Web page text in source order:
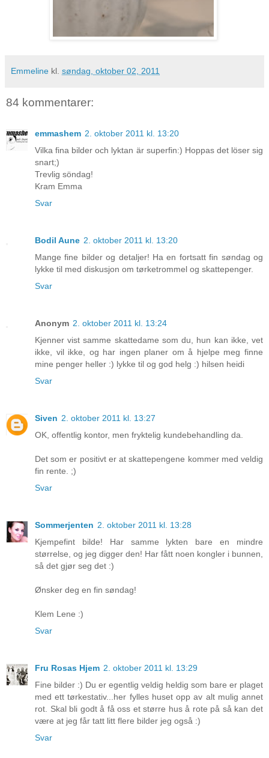
Emmeline kl. søndag, oktober 02, 2011
84 kommentarer:
emmashem 2. oktober 2011 kl. 13:20
Vilka fina bilder och lyktan är superfin:) Hoppas det löser sig
snart;)
Trevlig söndag!
Kram Emma
Svar
Bodil Aune 2. oktober 2011 kl. 13:20
Mange fine bilder og detaljer! Ha en fortsatt fin søndag og
lykke til med diskusjon om tørketrommel og skattepenger.
Svar
Anonym 2. oktober 2011 kl. 13:24
Kjenner vist samme skattedame som du, hun kan ikke, vet
ikke, vil ikke, og har ingen planer om å hjelpe meg finne
mine penger heller :) lykke til og god helg :) hilsen heidi
Svar
Siven 2. oktober 2011 kl. 13:27
OK, offentlig kontor, men fryktelig kundebehandling da.
Det som er positivt er at skattepengene kommer med veldig
fin rente. ;)
Svar
Sommerjenten 2. oktober 2011 kl. 13:28
Kjempefint bilde! Har samme lykten bare en mindre
størrelse, og jeg digger den! Har fått noen kongler i bunnen,
så det gjør seg det :)
Ønsker deg en fin søndag!
Klem Lene :)
Svar
Fru Rosas Hjem 2. oktober 2011 kl. 13:29
Fine bilder :) Du er egentlig veldig heldig som bare er plaget
med ett tørkestativ...her fylles huset opp av alt mulig annet
rot. Skal bli godt å få oss et større hus å rote på så kan det
være at jeg får tatt litt flere bilder jeg også :)
Svar